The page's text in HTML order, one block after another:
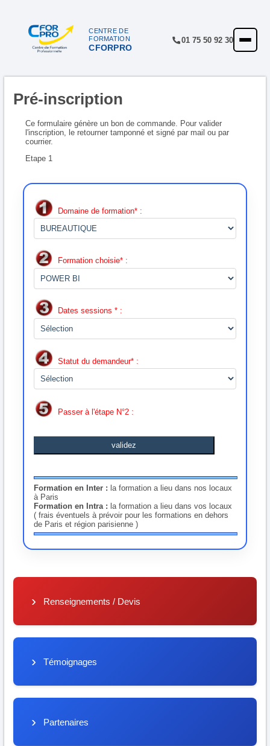
CENTRE DE
FORMATION
CFORPRO
01 75 50 92 30
ACCUEIL
NOTRE OFFRE
SATISFACTION
Pré-inscription
Ce formulaire génère un bon de commande. Pour valider
l'inscription, le retourner tamponné et signé par mail ou par
courrier.
Etape 1
Domaine de formation* :
Formation choisie* :
Dates sessions * :
Statut du demandeur* :
Passer à l'étape N°2 :
validez
Formation en Inter : la formation a lieu dans nos locaux
à Paris
Formation en Intra : la formation a lieu dans vos locaux
( frais éventuels à prévoir pour les formations en dehors
de Paris et région parisienne )
Renseignements / Devis
Témoignages
Partenaires